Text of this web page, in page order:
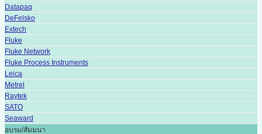
Datapaq
DeFelsko
Extech
Fluke
Fluke Network
Fluke Process Instruments
Leica
Metrel
Raytek
SATO
Seaward
อบรม/สัมมนา